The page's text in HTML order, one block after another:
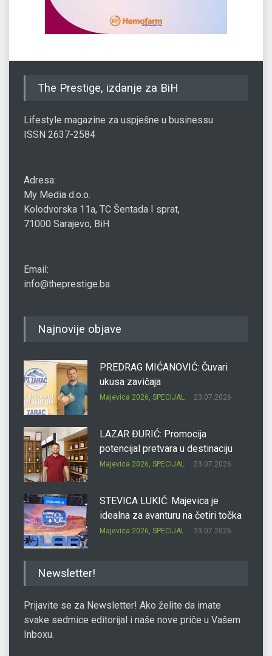
The Prestige, izdanje za BiH
Lifestyle magazine za uspješne u businessu
ISSN 2637-2584
Adresa:
My Media d.o.o.
Kolodvorska 11a, TC Šentada I sprat,
71000 Sarajevo, BiH
Email:
info@theprestige.ba
Najnovije objave
PREDRAG MIĆANOVIĆ: Čuvari
ukusa zavičaja
Majevica 2026, SPECIJAL 23.07.2026.
LAZAR ĐURIĆ: Promocija
potencijal pretvara u destinaciju
Majevica 2026, SPECIJAL 23.07.2026.
STEVICA LUKIĆ: Majevica je
idealna za avanturu na četiri točka
Majevica 2026, SPECIJAL 23.07.2026.
Newsletter!
Prijavite se za Newsletter! Ako želite da imate
svake sedmice editorijal i naše nove priče u Vašem
Inboxu.